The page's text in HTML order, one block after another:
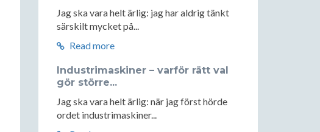
Jag ska vara helt ärlig: jag har aldrig tänkt
särskilt mycket på...
Read more
Industrimaskiner – varför rätt val
gör större...
Jag ska vara helt ärlig: när jag först hörde
ordet industrimaskiner...